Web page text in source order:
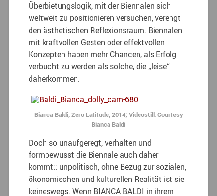
Überbietungslogik, mit der Biennalen sich
weltweit zu positionieren versuchen, verengt
den ästhetischen Reflexionsraum. Biennalen
mit kraftvollen Gesten oder effektvollen
Konzepten haben mehr Chancen, als Erfolg
verbucht zu werden als solche, die „leise“
daherkommen.
Bianca Baldi, Zero Latitude, 2014; Videostill, Courtesy
Bianca Baldi
Doch so unaufgeregt, verhalten und
formbewusst die Biennale auch daher
kommt:: unpolitisch, ohne Bezug zur sozialen,
ökonomischen und kulturellen Realität ist sie
keineswegs. Wenn BIANCA BALDI in ihrem